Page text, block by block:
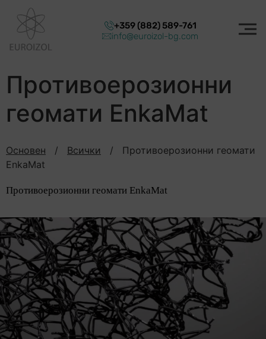
+359 (882) 589-761
info@euroizol-bg.com
Противоерозионни
геомати EnkaMat
Основен / Всички /
Противоерозионни геомати
EnkaMat
Противоерозионни геомати EnkaMat